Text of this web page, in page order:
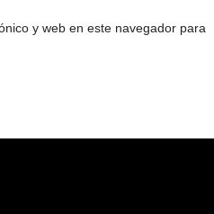
y web en este navegador para